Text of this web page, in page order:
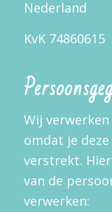
Nederland
KvK 74860615
Wij
omdat je
verstrekt.
van de
verwerken: